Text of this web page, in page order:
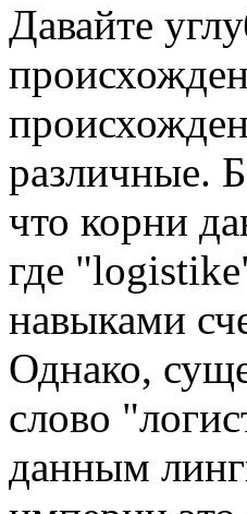
Давайте
различные.
что корни
где
навыками
Однако,
слово
данным